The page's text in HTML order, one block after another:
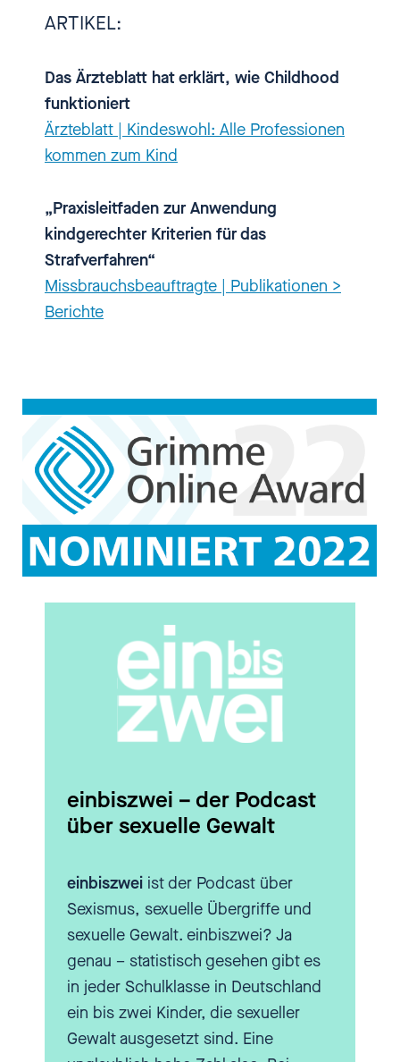
Childhood Foundation ein. Die
Silvia von Schweden gegründet
wurde, ist mittlerweile in
Deutschland, Schweden, den
USA und Brasilien vertreten und
Partnerorganisationen aus 14
Ländern zusammen. Childhood
verfolgt dabei klare Ziele: Die
Rechte der Kinder schützen und
vor allem die
geworden sind. Eine besondere
Idee für einen besseren
Kinderschutz sind dabei
sogenannte Childhood-Häuser.
Die Idee dahinter ist simpel:
Bisher werden Kinder, die
missbraucht wurden, von einer
Station zur nächsten
weitergereicht und müssen bei
der ärztlichen Untersuchung,
dann bei der Polizei und dann
beim Jugendamt und womöglich
auch noch mal vor Gericht das,
Haus will diesen quälenden
Marathon beenden und stellt
Und hier kommen alle Beteiligten
zum Kind, das sich nur einmal
daran erinnern muss. Wie das
funktioniert, erzählt mir die
Geschäftsführerin von Childhood
Deutschland, Dr. Astrid Helling-
Bakki.
ARTIKEL:
Das Ärzteblatt hat erklärt, wie Childhood
funktioniert
Ärzteblatt | Kindeswohl: Alle Professionen
kommen zum Kind
„Praxisleitfaden zur Anwendung
kindgerechter Kriterien für das
Strafverfahren“
Missbrauchsbeauftragte | Publikationen >
Berichte
einbiszwei – der Podcast
über sexuelle Gewalt
einbiszwei ist der Podcast über
Sexismus, sexuelle Übergriffe und
sexuelle Gewalt. einbiszwei? Ja
genau – statistisch gesehen gibt es
in jeder Schulklasse in Deutschland
ein bis zwei Kinder, die sexueller
Gewalt ausgesetzt sind. Eine